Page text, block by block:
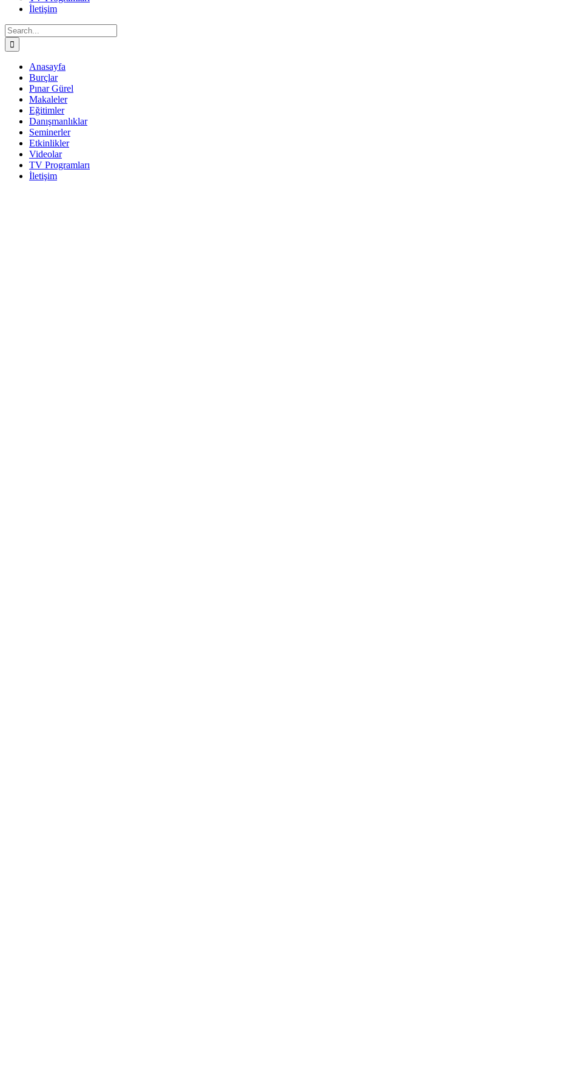
İletişim
Search
for:
Anasayfa
Burçlar
Pınar Gürel
Makaleler
Eğitimler
Danışmanlıklar
Seminerler
Etkinlikler
Videolar
TV Programları
İletişim